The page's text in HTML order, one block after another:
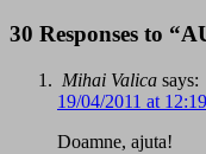
30 Responses to
Mihai Valica says:
19/04/2011 at 12:19
Doamne, ajuta!